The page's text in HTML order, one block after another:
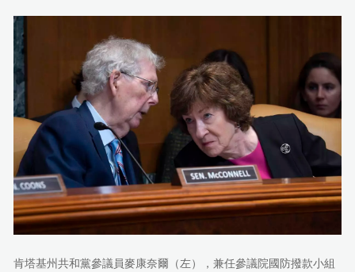
肯塔基州共和黨參議員麥康奈爾（左），兼任參議院國防撥款小組